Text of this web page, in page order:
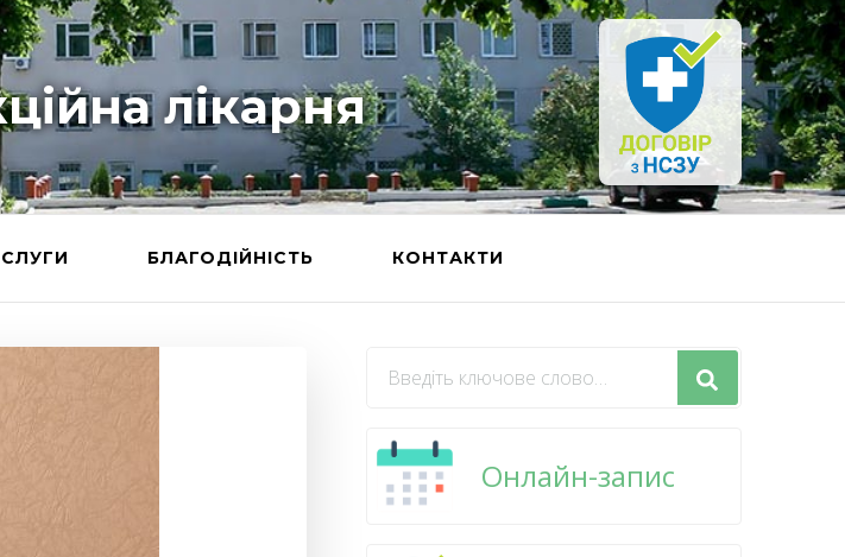
лікарня
БЛАГОДІЙНІСТЬ КОНТАКТИ
Шукаєте
Онлайн-запис